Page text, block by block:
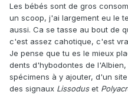
Les bébés sont de gros
un scoop, j'ai largement eu le
aussi. Ca se tasse au bout de
c'est assez cahotique, c'est
Je pense que tu es le mieux
dents d'hybodontes de
spécimens à y ajouter, d'un
des signaux Lissoduset